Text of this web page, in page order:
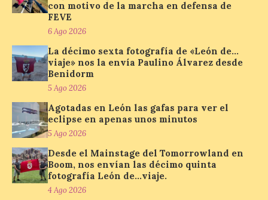
Bañeza inauguró en la tarde de este
martes 4 de agosto una nueva edición de
su tradicional Mercado Medieval, que
Un viaje a la Antigüedad:
el Museo del Prado
propone un recorrido por
obras de su Colección de
inspiración clásica
6 Ago 2026
Al hilo del estreno de La
con motivo de la marcha en defensa de
FEVE
6 Ago 2026
La décimo sexta fotografía de «León de…
viaje» nos la envía Paulino Álvarez desde
Benidorm
5 Ago 2026
Agotadas en León las gafas para ver el
eclipse en apenas unos minutos
5 Ago 2026
Desde el Mainstage del Tomorrowland en
Boom, nos envían las décimo quinta
fotografía León de…viaje.
4 Ago 2026